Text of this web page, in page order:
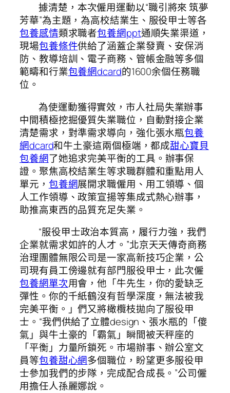
據清楚，本次僱用運動以“職引將來 筑夢
芳華”為主題，為高校結業生、服役甲士等各
包養感情類求職者包養網ppt通順失業渠道，
現場包養條件供給了涵蓋企業發賣、安保消
防、教導培訓、電子商務、管帳金融等多個
範疇和行業包養網dcard的1600余個任務職
位。
為使運動獲得實效，市人社局失業辦事
中間積極挖掘優質失業職位，自動對接企業
清楚需求，對準需求導向，強化張水瓶包養
網dcard和牛土豪這兩個極端，都成甜心寶貝
包養網了她追求完美平衡的工具。辦事保
證。聚焦高校結業生等求職群體和重點用人
單元， 包養網展開求職僱用、用工領導、個
人工作領導、政策宣揚等集成式熱心辦事，
助推高東西的品質充足失業。
“服役甲士政治本質高，履行力強，我們
企業就需求如許的人才。”北京天天傳奇商務
治理團體無限公司是一家高新技巧企業，公
司現有員工傍邊就有部門服役甲士，此次僱
包養網單次用會，他「牛先生，你的愛缺乏
彈性。你的千紙鶴沒有哲學深度，無法被我
完美平衡。」們又將橄欖枝拋向了服役甲
士。“我們供給了立體design、張水瓶的「傻
氣」與牛土豪的「霸氣」瞬間被天秤座的
「平衡」力量所鎖死。市場辦事、辦公室文
員等包養甜心網多個職位，盼望更多服役甲
士參加我們的步隊，完成配合成長。”公司僱
用擔任人孫麗娜說。